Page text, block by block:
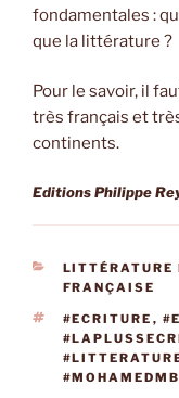
fondamentales :
que la littérature ?
Pour le savoir, il
très français et
continents.
Editions Philippe
CATÉGORIES
LITTÉRATURE
FRANÇAISE
ÉTIQUETTES
#ECRITURE ,